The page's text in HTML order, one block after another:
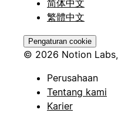
简体中文
繁體中文
Pengaturan cookie
© 2026 Notion
Perusahaan
Tentang kami
Karier